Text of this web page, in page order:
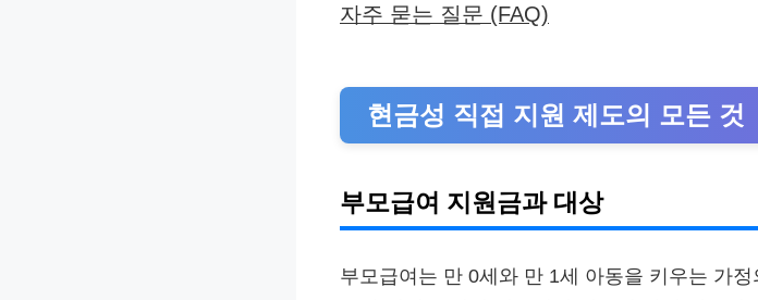
자주 묻는 질문 (FAQ)
현금성 직접 지원 제도의 모든 것
부모급여 지원금과 대상
부모급여는 만 0세와 만 1세 아동을 키우는 가